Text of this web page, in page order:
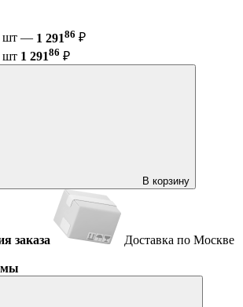
шт — 1 29186 ₽
шт 1 29186 ₽
В корзину
заказа
Доставка по Москве